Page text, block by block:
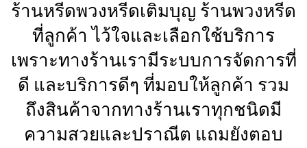
ร้านหรีดพวงหรีดเติมบุญ ร้านพวงหรีด
ที่ลูกค้า ไว้ใจและเลือกใช้บริการ
เพราะทางร้านเรามีระบบการจัดการที่
ดี และบริการดีๆ ที่มอบให้ลูกค้า รวม
ถึงสินค้าจากทางร้านเราทุกชนิดมี
ความสวยและปราณีต แถมยังตอบ